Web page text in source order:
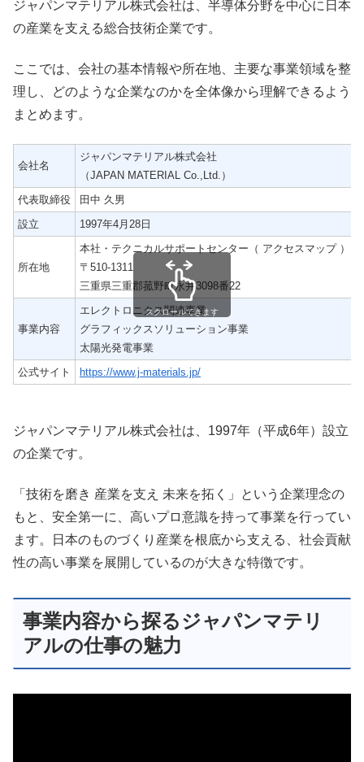
ジャパンマテリアル株式会社は、半導体分野を中心に日本
の産業を支える総合技術企業です。
ここでは、会社の基本情報や所在地、主要な事業領域を整
理し、どのような企業なのかを全体像から理解できるよう
まとめます。
会社名
ジャパンマテリアル株式会社
（JAPAN MATERIAL Co.,Ltd.）
代表取締役
田中 久男
設立
1997年4月28日
所在地
本社・テクニカルサポートセンター（ アクセスマップ ）
〒510-1311
三重県三重郡菰野町永井3098番22
事業内容
エレクトロニクス関連事業
グラフィックスソリューション事業
太陽光発電事業
公式サイト
https://www.j-materials.jp/
スクロールできます
ジャパンマテリアル株式会社は、1997年（平成6年）設立
の企業です。
「技術を磨き 産業を支え 未来を拓く」という企業理念の
もと、安全第一に、高いプロ意識を持って事業を行ってい
ます。日本のものづくり産業を根底から支える、社会貢献
性の高い事業を展開しているのが大きな特徴です。
事業内容から探るジャパンマテリ
アルの仕事の魅力